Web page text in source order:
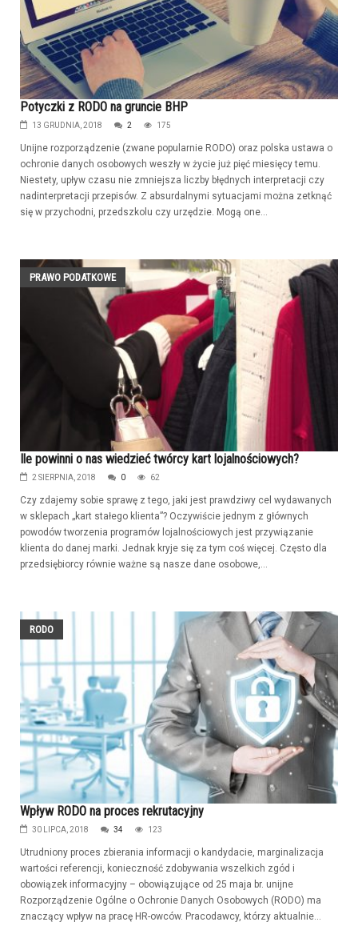
Potyczki z RODO na gruncie BHP
13 GRUDNIA, 2018 2 175
Unijne rozporządzenie (zwane popularnie RODO) oraz polska ustawa o
ochronie danych osobowych weszły w życie już pięć miesięcy temu.
Niestety, upływ czasu nie zmniejsza liczby błędnych interpretacji czy
nadinterpretacji przepisów. Z absurdalnymi sytuacjami można zetknąć
się w przychodni, przedszkolu czy urzędzie. Mogą one...
PRAWO PODATKOWE
Ile powinni o nas wiedzieć twórcy kart lojalnościowych?
2 SIERPNIA, 2018 0 62
Czy zdajemy sobie sprawę z tego, jaki jest prawdziwy cel wydawanych
w sklepach „kart stałego klienta”? Oczywiście jednym z głównych
powodów tworzenia programów lojalnościowych jest przywiązanie
klienta do danej marki. Jednak kryje się za tym coś więcej. Często dla
przedsiębiorcy równie ważne są nasze dane osobowe,...
RODO
Wpływ RODO na proces rekrutacyjny
30 LIPCA, 2018 34 123
Utrudniony proces zbierania informacji o kandydacie, marginalizacja
wartości referencji, konieczność zdobywania wszelkich zgód i
obowiązek informacyjny – obowiązujące od 25 maja br. unijne
Rozporządzenie Ogólne o Ochronie Danych Osobowych (RODO) ma
znaczący wpływ na pracę HR-owców. Pracodawcy, którzy aktualnie...